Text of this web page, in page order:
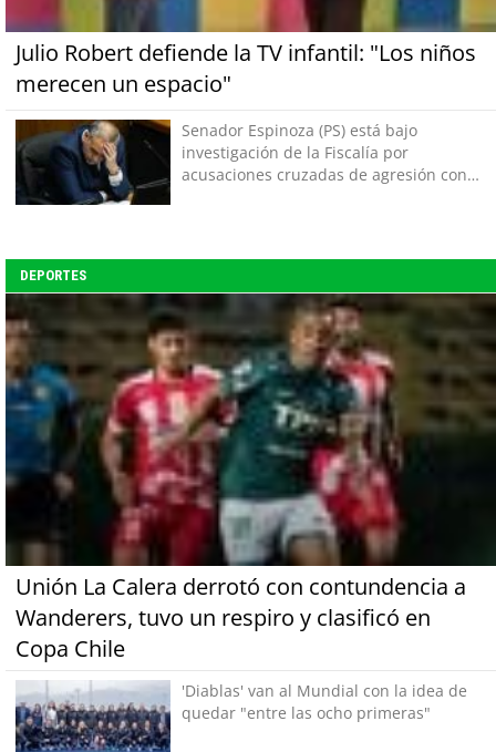
Julio Robert defiende la TV infantil: "Los niños
merecen un espacio"
Senador Espinoza (PS) está bajo
investigación de la Fiscalía por
acusaciones cruzadas de agresión con
DEPORTES
Unión La Calera derrotó con contundencia a
Wanderers, tuvo un respiro y clasificó en
Copa Chile
'Diablas' van al Mundial con la idea de
quedar "entre las ocho primeras"